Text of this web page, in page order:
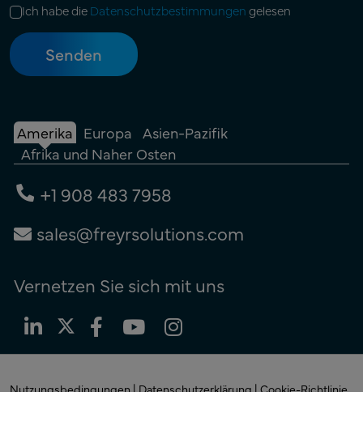
Ich habe dieDatenschutzbestimmungen gelesen
Amerika Europa Asien-Pazifik
Afrika und Naher Osten
+1 908 483 7958
sales@freyrsolutions.com
Vernetzen Sie sich mit uns
Nutzungsbedingungen|Datenschutzerklärung|Cookie-Richtlinie